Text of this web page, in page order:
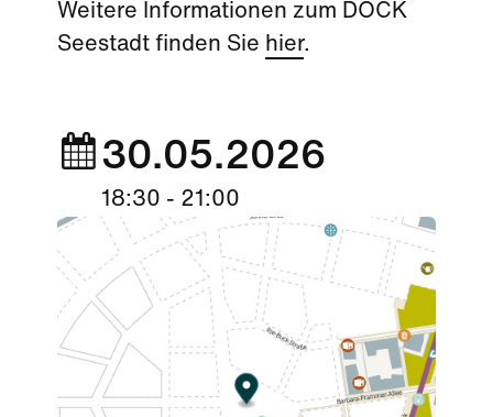
30.05.2026
18:30 - 21:00
Weitere Informationen zum DOCK
Seestadt finden Sie hier.